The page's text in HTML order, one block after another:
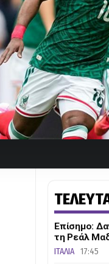
Επίσημο:
τη Ρεάλ
ΙΤΑΛΙΑ 17:45